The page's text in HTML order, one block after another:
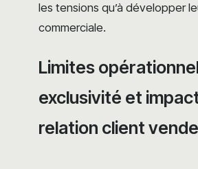
les tensions qu’à développer
commerciale.
Limites
exclusivité et
relation client